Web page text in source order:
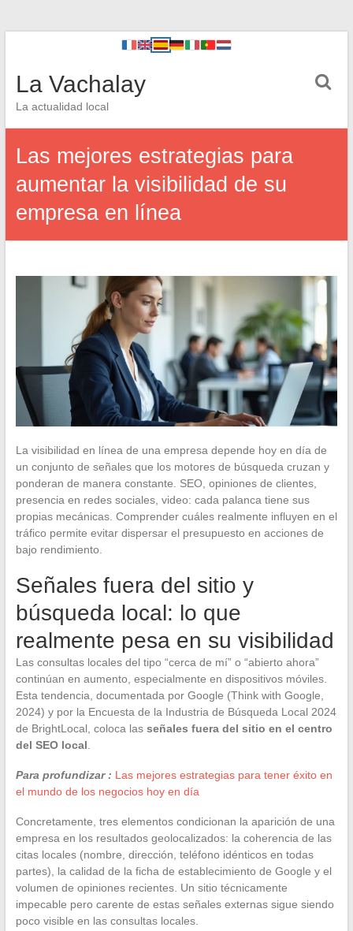
La Vachalay
La actualidad local
Las mejores estrategias para
aumentar la visibilidad de su
empresa en línea
La visibilidad en línea de una empresa depende hoy en día de
un conjunto de señales que los motores de búsqueda cruzan y
ponderan de manera constante. SEO, opiniones de clientes,
presencia en redes sociales, video: cada palanca tiene sus
propias mecánicas. Comprender cuáles realmente influyen en el
tráfico permite evitar dispersar el presupuesto en acciones de
bajo rendimiento.
Señales fuera del sitio y
búsqueda local: lo que
realmente pesa en su visibilidad
Las consultas locales del tipo “cerca de mí” o “abierto ahora”
continúan en aumento, especialmente en dispositivos móviles.
Esta tendencia, documentada por Google (Think with Google,
2024) y por la Encuesta de la Industria de Búsqueda Local 2024
de BrightLocal, coloca las señales fuera del sitio en el centro
del SEO local
Para profundizar : Las mejores estrategias para tener éxito en
el mundo de los negocios hoy en día
Concretamente, tres elementos condicionan la aparición de una
empresa en los resultados geolocalizados: la coherencia de las
citas locales (nombre, dirección, teléfono idénticos en todas
partes), la calidad de la ficha de establecimiento de Google y el
volumen de opiniones recientes. Un sitio técnicamente
impecable pero carente de estas señales externas sigue siendo
poco visible en las consultas locales.